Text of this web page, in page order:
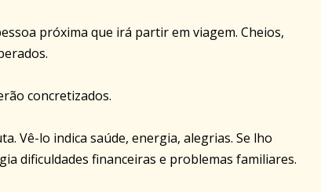
próxima que irá partir em viagem. Cheios,
concretizados.
Vê-lo indica saúde, energia, alegrias. Se lho
dificuldades financeiras e problemas familiares.